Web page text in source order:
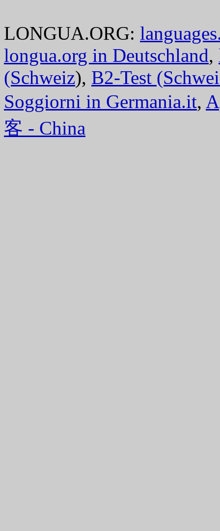
LONGUA.ORG:
longua.org in Deutschland,
(Schweiz), B2-Test
Soggiorni in Germania.it,
客 - China